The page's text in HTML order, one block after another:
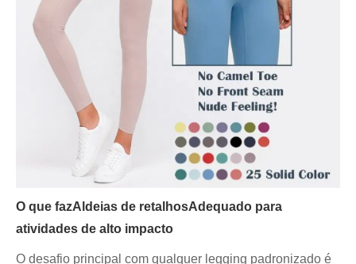
O que fazAldeias de retalhosAdequado para
atividades de alto impacto
O desafio principal com qualquer legging padronizado é